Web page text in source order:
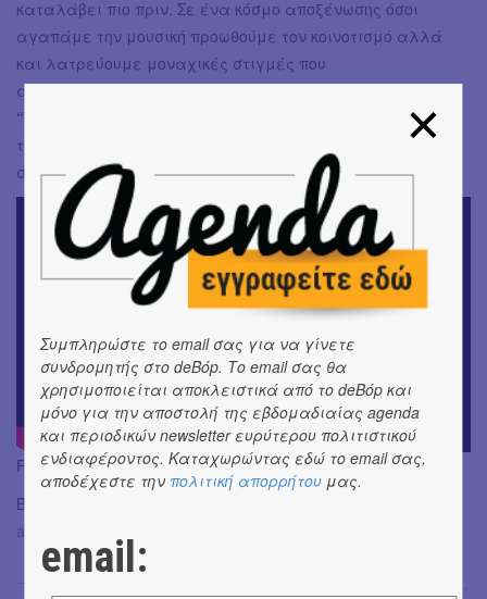
καταλάβει πιο πριν. Σε ένα κόσμο αποξένωσης όσοι
αγαπάμε την μουσική προωθούμε τον κοινοτισμό αλλά
και λατρεύουμε μοναχικές στιγμές που
απολαμβάνουμε album σαν κι αυτό. Το
“The Age of Nothing”
είναι από τα album που αισθάνομαι
τυχερός που έπεσαν στα χέρια μου. Ελπίζω να έρθει και
σύντομα στο πικάπ μου.
Facebook:https://www.facebook.com/hypnoticnausea/
Bandcamp:
age-of-nothing
Συμπληρώστε το email σας για να γίνετε
συνδρομητής στο deBόp. Το email σας θα
χρησιμοποιείται αποκλειστικά από το deBόp και
μόνο για την αποστολή της εβδομαδιαίας agenda
και περιοδικών newsletter ευρύτερου πολιτιστικού
ενδιαφέροντος. Καταχωρώντας εδώ το email σας,
αποδέχεστε την πολιτική απορρήτου μας.
email: